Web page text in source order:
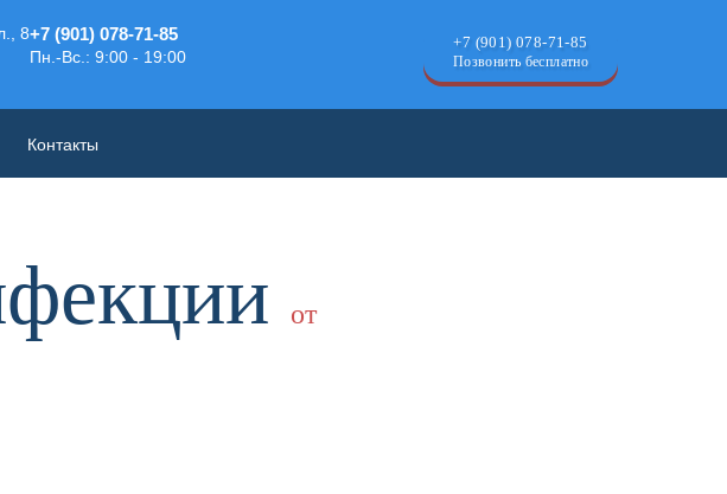
8+7 (901) 078-71-85
Пн.-Вс.: 9:00 - 19:00
+7 (901) 078-71-85
Позвонить бесплатно
Контакты
от